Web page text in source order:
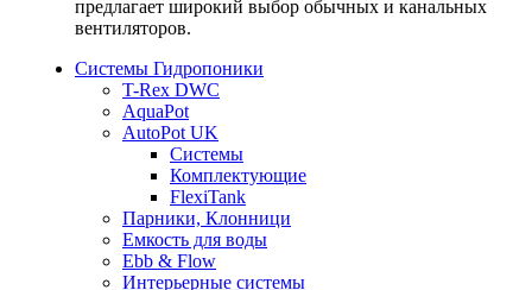
предлагает широкий выбор обычных и канальных
вентиляторов.
Системы Гидропоники
T-Rex DWC
AquaPot
AutoPot UK
Системы
Комплектующие
FlexiTank
Парники, Клонници
Емкость для воды
Ebb & Flow
Интерьерные системы